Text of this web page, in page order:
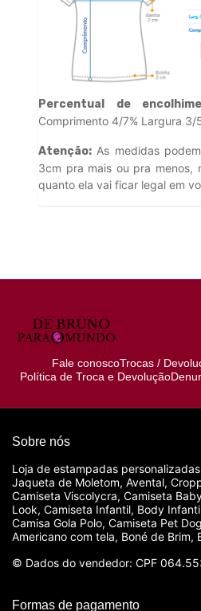
Percentual de
Comprimento 4/7% Largura 3/
Atenção: As medidas
3cm pra mais ou pra menos,
quanto ela vai ficar legal em
Fale conoscoTrocas /
Política de Troca e Devolução
Sobre nós
Loja de estampadas
Jaqueta de Moletom, Avental,
Camiseta Viscolycra, Camiseta
Look, Camiseta Infantil, Body
Camisa Gola Polo, Camiseta Pet
Americano com tela, Boné de Brim,
© Dados do vendedor: CPF
Formas de pagamento